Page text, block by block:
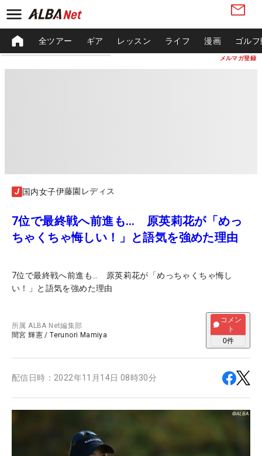
メルマガ登録
全ツアー ギア レッスン ライフ 漫画 ゴル
国内女子伊藤園レディス
7位で最終戦へ前進も… 原英莉花が「めっ
ちゃくちゃ悔しい！」と語気を強めた理由
7位で最終戦へ前進も… 原英莉花が「めっちゃくちゃ悔し
い！」と語気を強めた理由
所属ALBA Net編集部
間宮 輝憲 /Terunori Mamiya
コメン
ト
0件
配信日時： 2022年11月14日 08時30分